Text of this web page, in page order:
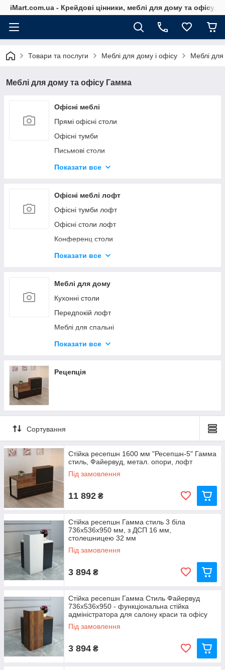
iMart.com.ua - Крейдові цінники, меблі для дому та офісу,
Товари та послуги Меблі для дому і офісу Меблі
Меблі для дому та офісу Гамма
Офісні меблі
Прямі офісні столи
Офісні тумби
Письмові столи
Офісні шафи
Показати все
Офісні меблі лофт
Офісні тумби лофт
Офісні столи лофт
Конференц столи
Офісні шафи лофт
Стелаж офісний лофт
Полиця лофт
Показати все
Меблі для дому
Кухонні столи
Передпокій лофт
Меблі для спальні
Журнальний стіл
Полиця для ванної кімнати
Тумба для взуття
Шафа лофт
Показати все
Рецепція
Сортування
Стійка ресепшн 1600 мм "Ресепшн-5" Гамма
стиль, Файервуд, метал. опори, лофт
Під замовлення
11 892 ₴
Стійка ресепшн Гамма стиль 3 біла
736x536x950 мм, з ДСП 16 мм,
столешницею 32 мм
Під замовлення
3 894 ₴
Стійка ресепшн Гамма Стиль Файервуд
736x536x950 - функціональна стійка
адміністратора для салону краси та офісу
Під замовлення
3 894 ₴